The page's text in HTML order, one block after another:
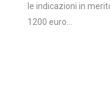
le indicazioni in
1200 euro…